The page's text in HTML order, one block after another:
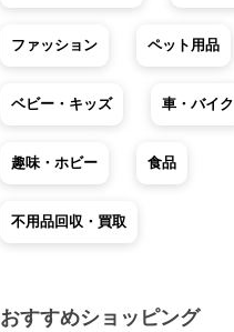
ファッション ペット用品
ベビー・キッズ 車・バイク
趣味・ホビー 食品
不用品回収・買取
おすすめショッピング